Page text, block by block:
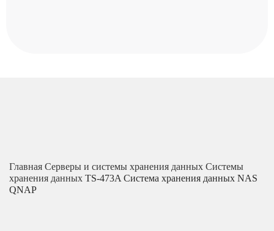
Главная Серверы и системы хранения данных Системы
хранения данных TS-473A Система хранения данных NAS
QNAP